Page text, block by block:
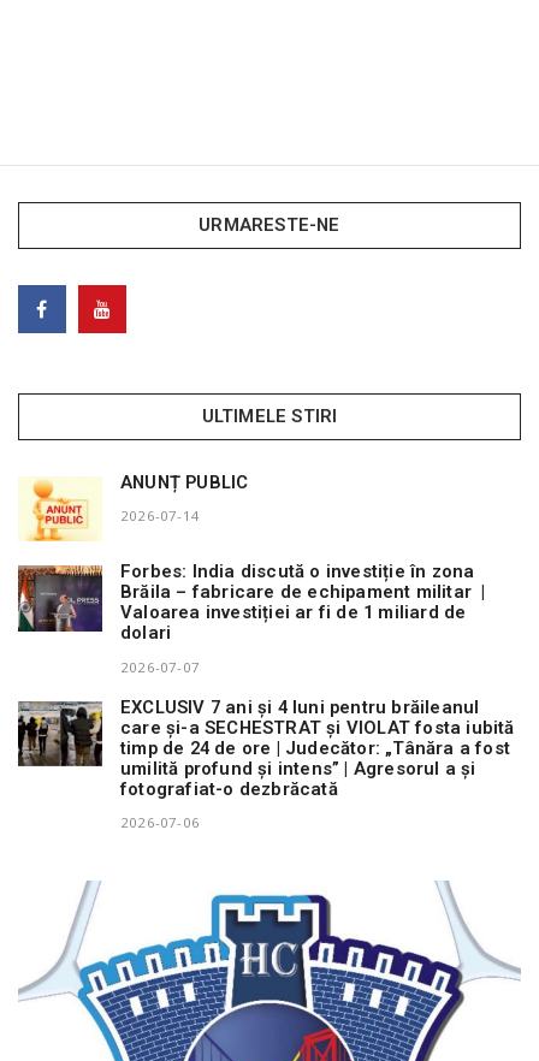
URMARESTE-NE
ULTIMELE STIRI
ANUNȚ PUBLIC
2026-07-14
Forbes: India discută o investiție în zona
Brăila – fabricare de echipament militar |
Valoarea investiției ar fi de 1 miliard de
dolari
2026-07-07
EXCLUSIV 7 ani și 4 luni pentru brăileanul
care și-a SECHESTRAT și VIOLAT fosta iubită
timp de 24 de ore | Judecător: „Tânăra a fost
umilită profund și intens” | Agresorul a și
fotografiat-o dezbrăcată
2026-07-06